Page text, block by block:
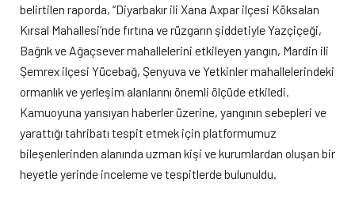
belirtilen raporda, “Diyarbakır ili Xana Axpar ilçesi Köksalan
Kırsal Mahallesi’nde fırtına ve rüzgarın şiddetiyle Yazçiçeği,
Bağrık ve Ağaçsever mahallelerini etkileyen yangın, Mardin ili
Şemrex ilçesi Yücebağ, Şenyuva ve Yetkinler mahallelerindeki
ormanlık ve yerleşim alanlarını önemli ölçüde etkiledi.
Kamuoyuna yansıyan haberler üzerine, yangının sebepleri ve
yarattığı tahribatı tespit etmek için platformumuz
bileşenlerinden alanında uzman kişi ve kurumlardan oluşan bir
heyetle yerinde inceleme ve tespitlerde bulunuldu.